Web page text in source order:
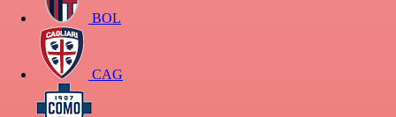
BOL
CAG